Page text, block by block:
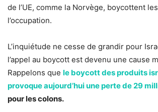
de l’UE, comme la Norvège, boycottent
l’occupation.
L’inquiétude ne cesse de grandir pour
l’appel au boycott est devenu une cause
Rappelons que le boycott des produits
provoque aujourd’hui une perte de 29
pour les colons.